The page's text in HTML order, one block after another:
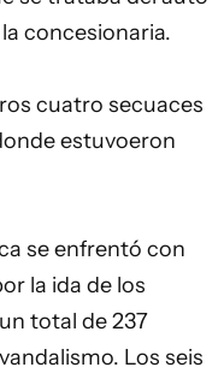
concesionaria.
cuatro secuaces
estuvoeron
se enfrentó con
la ida de los
total de 237
Los seis